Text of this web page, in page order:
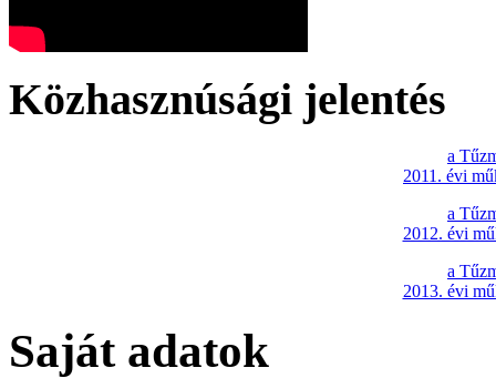
Közhasznúsági jelentés
a
2011. évi
a
2012. évi
a
2013. évi
Saját adatok